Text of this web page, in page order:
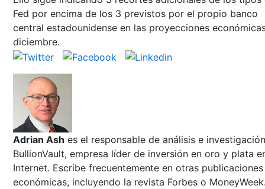
Fed por encima de los 3 previstos por el propio banco
central estadounidense en las proyecciones
diciembre.
Adrian Ash es el responsable de análisis e
BullionVault, empresa líder de inversión en oro y plata
Internet. Escribe frecuentemente en otras publicaciones
económicas, incluyendo la revista Forbes o